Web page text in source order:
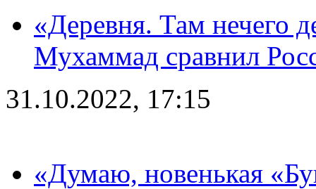
«Деревня. Там нечего
Мухаммад сравнил
31.10.2022, 17:15
«Думаю, новенькая